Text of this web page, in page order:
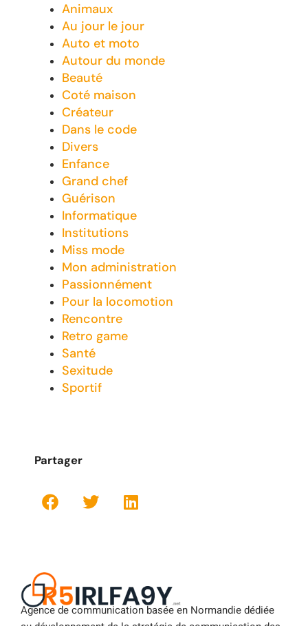
Animaux
Au jour le jour
Auto et moto
Autour du monde
Beauté
Coté maison
Créateur
Dans le code
Divers
Enfance
Grand chef
Guérison
Informatique
Institutions
Miss mode
Mon administration
Passionnément
Pour la locomotion
Rencontre
Retro game
Santé
Sexitude
Sportif
Partager
Agence de communication basée en Normandie dédiée